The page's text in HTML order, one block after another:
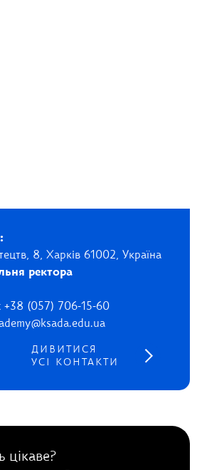
8, Харків 61002, Україна
ректора
+38 (057) 706-15-60
ДИВИТИСЯ
УСІ КОНТАКТИ